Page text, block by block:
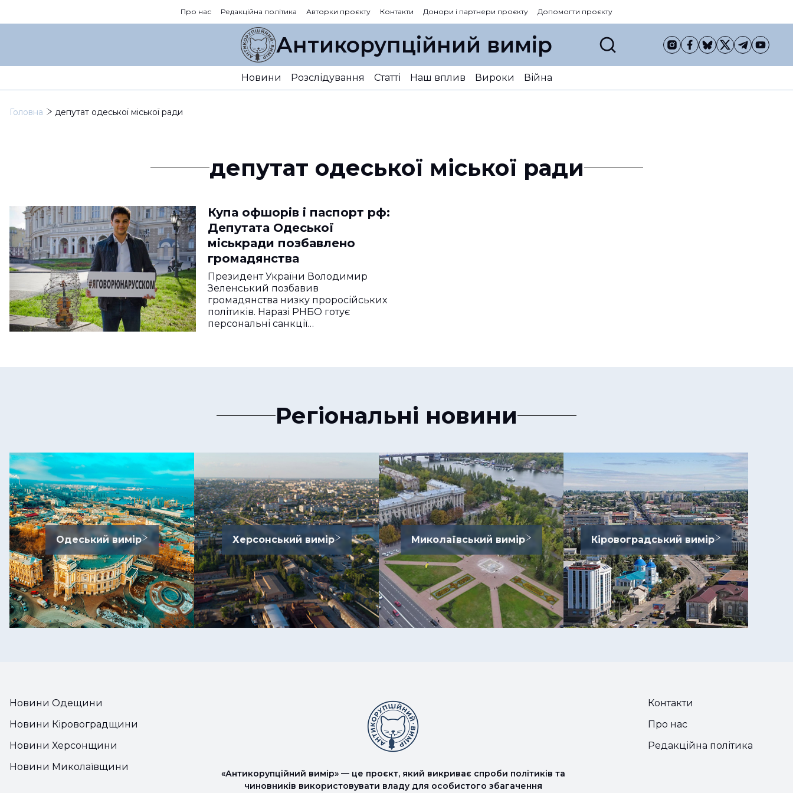
Про нас Редакційна політика Авторки проєкту Контакти Донори і партнери проєкту Допомогти проєкту
Антикорупційний вимір
Новини Розслідування Статті Наш вплив Вироки Війна
Головна депутат одеської міської ради
депутат одеської міської ради
Купа офшорів і паспорт рф:
Депутата Одеської
міськради позбавлено
громадянства
Президент України Володимир
Зеленський позбавив
громадянства низку проросійських
політиків. Наразі РНБО готує
персональні санкції…
Регіональні новини
Одеський вимір Херсонський вимір Миколаївський вимір Кіровоградський вимір
Новини Одещини
Новини Кіровоградщини
Новини Херсонщини
Новини Миколаївщини
«Антикорупційний вимір» — це проєкт, який викриває спроби політиків та
чиновників використовувати владу для особистого збагачення
Контакти
Про нас
Редакційна політика